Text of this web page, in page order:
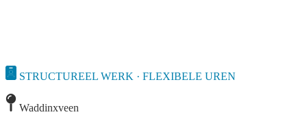
STRUCTUREEL WERK · FLEXIBELE UREN
Waddinxveen